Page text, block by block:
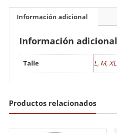
Información adicional
Información adicional
Talle L, M,XL
Productos relacionados